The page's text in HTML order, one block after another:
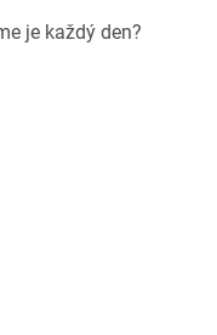
je každý den?